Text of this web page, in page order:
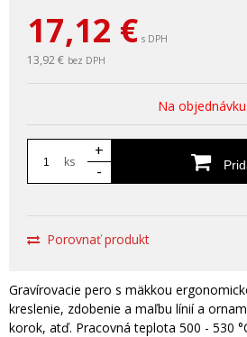
17,12 € s DPH
13,92 € bez DPH
Na objednávku
ks
+
-
Porovnať produkt
Gravírovacie pero s mäkkou
kreslenie, zdobenie a maľbu línií a
korok, atď. Pracovná teplota 500 - 530